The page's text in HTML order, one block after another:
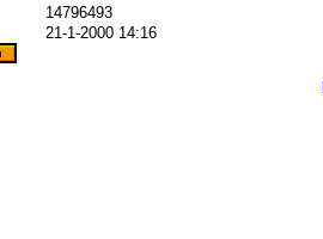
14796493
21-1-2000 14:16